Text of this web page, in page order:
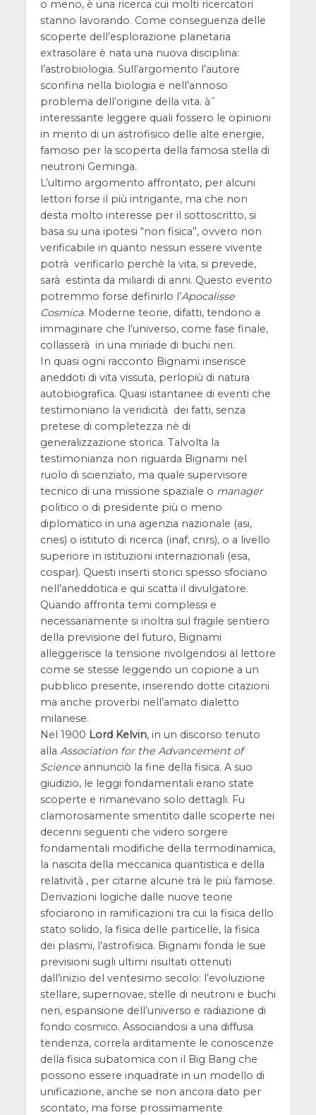
o meno, è una ricerca cui molti ricercatori
stanno lavorando. Come conseguenza delle
scoperte dell’esplorazione planetaria
extrasolare è nata una nuova disciplina:
l’astrobiologia. Sull’argomento l’autore
sconfina nella biologia e nell’annoso
problema dell’origine della vita. àˆ
interessante leggere quali fossero le opinioni
in merito di un astrofisico delle alte energie,
famoso per la scoperta della famosa stella di
neutroni Geminga.
L’ultimo argomento affrontato, per alcuni
lettori forse il più intrigante, ma che non
desta molto interesse per il sottoscritto, si
basa su una ipotesi “non fisica”, ovvero non
verificabile in quanto nessun essere vivente
potrà verificarlo perchè la vita, si prevede,
sarà estinta da miliardi di anni. Questo evento
potremmo forse definirlo l’Apocalisse
Cosmica. Moderne teorie, difatti, tendono a
immaginare che l’universo, come fase finale,
collasserà in una miriade di buchi neri.
In quasi ogni racconto Bignami inserisce
aneddoti di vita vissuta, perlopiù di natura
autobiografica. Quasi istantanee di eventi che
testimoniano la veridicità dei fatti, senza
pretese di completezza nè di
generalizzazione storica. Talvolta la
testimonianza non riguarda Bignami nel
ruolo di scienziato, ma quale supervisore
tecnico di una missione spaziale o manager
politico o di presidente più o meno
diplomatico in una agenzia nazionale (asi,
cnes) o istituto di ricerca (inaf, cnrs), o a livello
superiore in istituzioni internazionali (esa,
cospar). Questi inserti storici spesso sfociano
nell’aneddotica e qui scatta il divulgatore.
Quando affronta temi complessi e
necessariamente si inoltra sul fragile sentiero
della previsione del futuro, Bignami
alleggerisce la tensione rivolgendosi al lettore
come se stesse leggendo un copione a un
pubblico presente, inserendo dotte citazioni
ma anche proverbi nell’amato dialetto
milanese.
Nel 1900 Lord Kelvin, in un discorso tenuto
alla Association for the Advancement of
Scienceannunciò la fine della fisica. A suo
giudizio, le leggi fondamentali erano state
scoperte e rimanevano solo dettagli. Fu
clamorosamente smentito dalle scoperte nei
decenni seguenti che videro sorgere
fondamentali modifiche della termodinamica,
la nascita della meccanica quantistica e della
relatività , per citarne alcune tra le più famose.
Derivazioni logiche dalle nuove teorie
sfociarono in ramificazioni tra cui la fisica dello
stato solido, la fisica delle particelle, la fisica
dei plasmi, l’astrofisica. Bignami fonda le sue
previsioni sugli ultimi risultati ottenuti
dall’inizio del ventesimo secolo: l’evoluzione
stellare, supernovae, stelle di neutroni e buchi
neri, espansione dell’universo e radiazione di
fondo cosmico. Associandosi a una diffusa
tendenza, correla arditamente le conoscenze
della fisica subatomica con il Big Bang che
possono essere inquadrate in un modello di
unificazione, anche se non ancora dato per
scontato, ma forse prossimamente